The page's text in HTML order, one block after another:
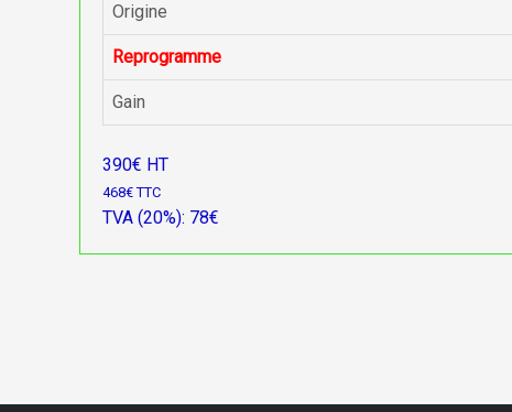
Origine
Reprogramme
Gain
390€ HT
468€ TTC
TVA (20%): 78€